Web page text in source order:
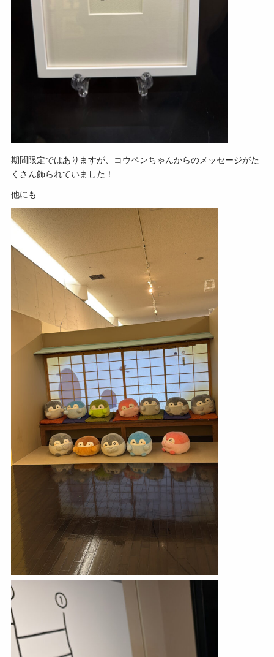
期間限定ではありますが、コウペンちゃんからのメッセージがた
くさん飾られていました！
他にも